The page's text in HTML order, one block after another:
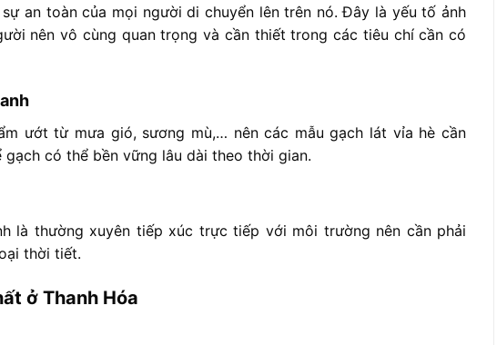
an toàn của mọi người di chuyển lên trên nó. Đây là yếu tố ảnh
nên vô cùng quan trọng và cần thiết trong các tiêu chí cần có
ướt từ mưa gió, sương mù,… nên các mẫu gạch lát vỉa hè cần
có thể bền vững lâu dài theo thời gian.
là thường xuyên tiếp xúc trực tiếp với môi trường nên cần phải
thời tiết.
ở Thanh Hóa